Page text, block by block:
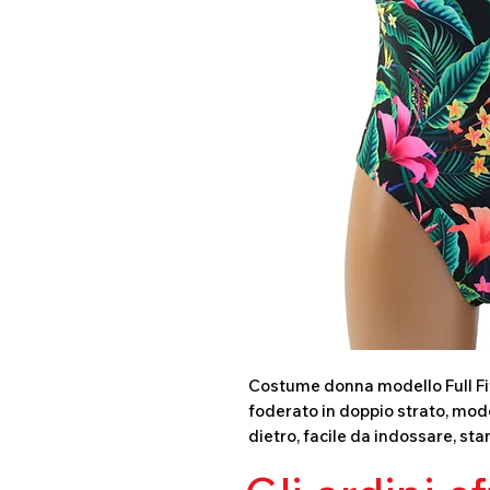
Costume donna modello Full
foderato in doppio strato,
dietro, facile da indossare,